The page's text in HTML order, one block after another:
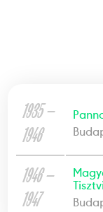
1935 —
1946
1946 —
1947